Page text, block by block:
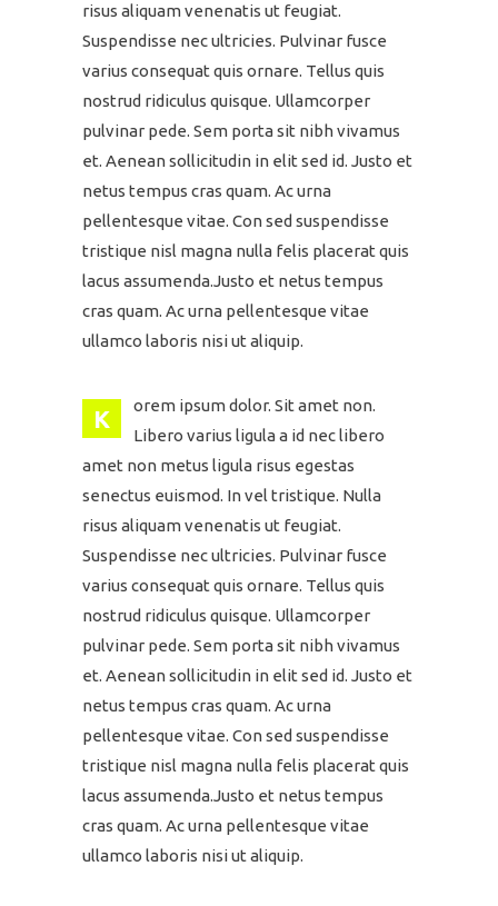
risus aliquam venenatis ut feugiat.
Suspendisse nec ultricies. Pulvinar fusce
varius consequat quis ornare. Tellus quis
nostrud ridiculus quisque. Ullamcorper
pulvinar pede. Sem porta sit nibh vivamus
et. Aenean sollicitudin in elit sed id. Justo et
netus tempus cras quam. Ac urna
pellentesque vitae. Con sed suspendisse
tristique nisl magna nulla felis placerat quis
lacus assumenda.Justo et netus tempus
cras quam. Ac urna pellentesque vitae
ullamco laboris nisi ut aliquip.
K
orem ipsum dolor. Sit amet non.
Libero varius ligula a id nec libero
amet non metus ligula risus egestas
senectus euismod. In vel tristique. Nulla
risus aliquam venenatis ut feugiat.
Suspendisse nec ultricies. Pulvinar fusce
varius consequat quis ornare. Tellus quis
nostrud ridiculus quisque. Ullamcorper
pulvinar pede. Sem porta sit nibh vivamus
et. Aenean sollicitudin in elit sed id. Justo et
netus tempus cras quam. Ac urna
pellentesque vitae. Con sed suspendisse
tristique nisl magna nulla felis placerat quis
lacus assumenda.Justo et netus tempus
cras quam. Ac urna pellentesque vitae
ullamco laboris nisi ut aliquip.